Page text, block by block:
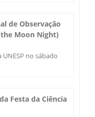
de Observação
Moon Night)
no sábado
Festa da Ciência